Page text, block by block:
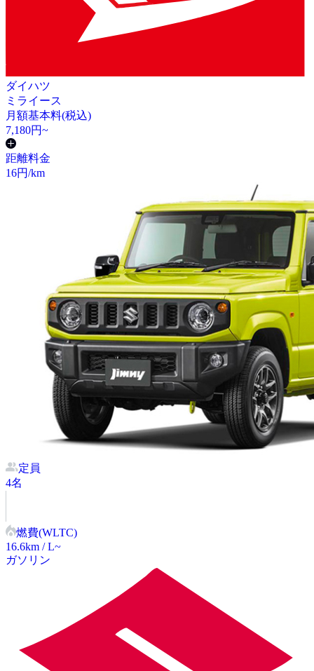
ダイハツ
ミライース
月額基本料(税込)
7,180円~
距離料金
16円/km
定員
4名
燃費(WLTC)
16.6km / L~
ガソリン